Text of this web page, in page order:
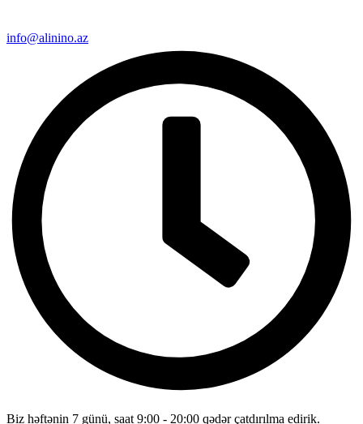
info@alinino.az
Biz həftənin 7 günü, saat 9:00 - 20:00 qədər çatdırılma edirik.